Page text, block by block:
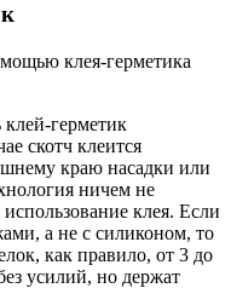
клея-герметика
герметик
скотч клеится
краю насадки или
ничем не
клея. Если
а не с силиконом, то
как правило, от 3 до
усилий, но держат